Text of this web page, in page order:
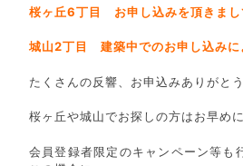
桜ヶ丘6丁目 お申し込みを頂きまし
城山2丁目 建築中でのお申し込みに
たくさんの反響、お申込みありがと
桜ヶ丘や城山でお探しの方はお早め
会員登録者限定のキャンペーン等も